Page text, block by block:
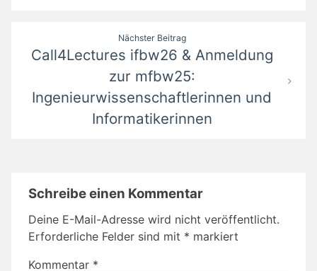
Nächster Beitrag
Call4Lectures ifbw26 & Anmeldung
zur mfbw25:
Ingenieurwissenschaftlerinnen und
Informatikerinnen
Schreibe einen Kommentar
Deine E-Mail-Adresse wird nicht veröffentlicht.
Erforderliche Felder sind mit * markiert
Kommentar *